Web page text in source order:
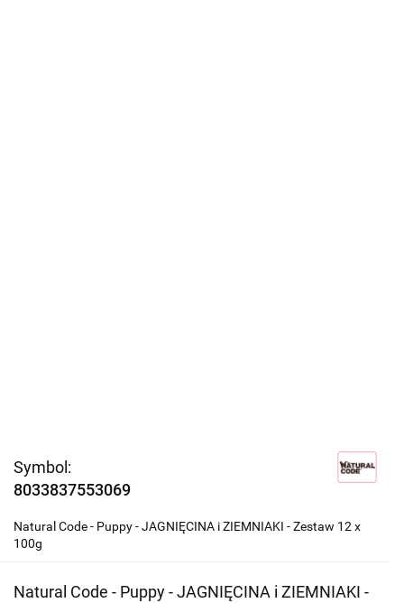
Symbol:
8033837553069
Natural Code - Puppy - JAGNIĘCINA i ZIEMNIAKI - Zestaw 12 x
100g
Natural Code - Puppy - JAGNIĘCINA i ZIEMNIAKI -